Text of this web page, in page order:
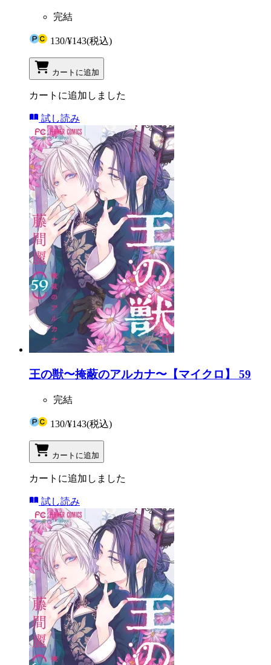
完結
130/¥143(税込)
カートに追加
カートに追加しました
試し読み
王の獣〜掩蔽のアルカナ〜【マイクロ】 59
完結
130/¥143(税込)
カートに追加
カートに追加しました
試し読み